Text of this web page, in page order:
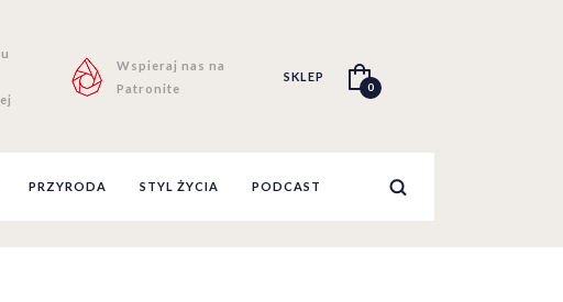
Wspieraj nas na
Patronite
SKLEP
0
PRZYRODA STYL ŻYCIA PODCAST